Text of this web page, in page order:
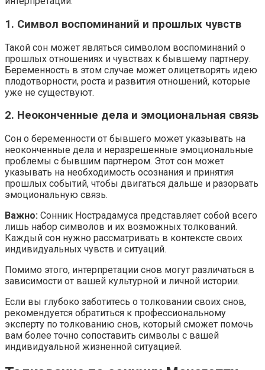
1. Символ воспоминаний и прошлых чувств
Такой сон может являться символом воспоминаний о
прошлых отношениях и чувствах к бывшему партнеру.
Беременность в этом случае может олицетворять идею
плодотворности, роста и развития отношений, которые
уже не существуют.
2. Неоконченные дела и эмоциональная связь
Сон о беременности от бывшего может указывать на
неоконченные дела и неразрешенные эмоциональные
проблемы с бывшим партнером. Этот сон может
указывать на необходимость осознания и принятия
прошлых событий, чтобы двигаться дальше и разорвать
эмоциональную связь.
Важно: Сонник Нострадамуса представляет собой всего
лишь набор символов и их возможных толкований.
Каждый сон нужно рассматривать в контексте своих
индивидуальных чувств и ситуаций.
Помимо этого, интерпретации снов могут различаться в
зависимости от вашей культурной и личной истории.
Если вы глубоко заботитесь о толковании своих снов,
рекомендуется обратиться к профессиональному
эксперту по толкованию снов, который сможет помочь
вам более точно сопоставить символы с вашей
индивидуальной жизненной ситуацией.